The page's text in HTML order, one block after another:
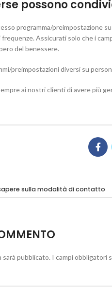
possono
programma/preimpostazione
Assicurati solo che i
del benessere.
preimpostazioni diversi su
ai nostri clienti di avere più
sulla modalità di contatto
sarà pubblicato. I campi obbligatori